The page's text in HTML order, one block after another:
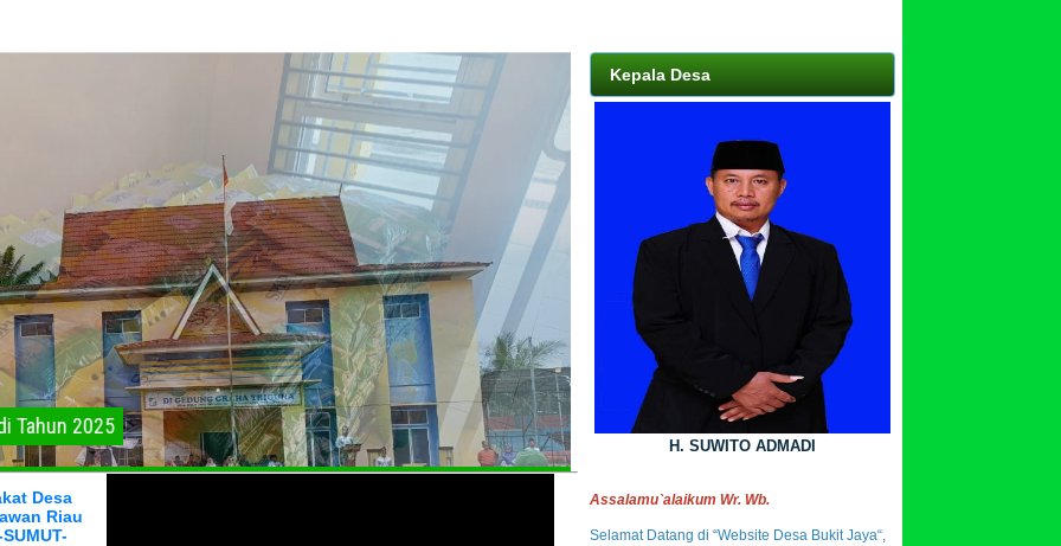
Yang Ke 26 di Tahun 2025
Desa
Riau
Kepala Desa
H. SUWITO ADMADI
Assalamu`alaikum Wr. Wb.
Selamat Datang di “Website Desa Bukit Jaya“,